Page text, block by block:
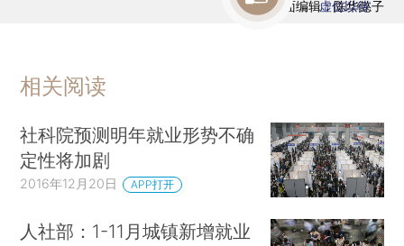
版面编辑：陈华懿子
虚位以待
相关阅读
社科院预测明年就业形势不确
定性将加剧
2016年12月20日 APP打开
人社部：1-11月城镇新增就业